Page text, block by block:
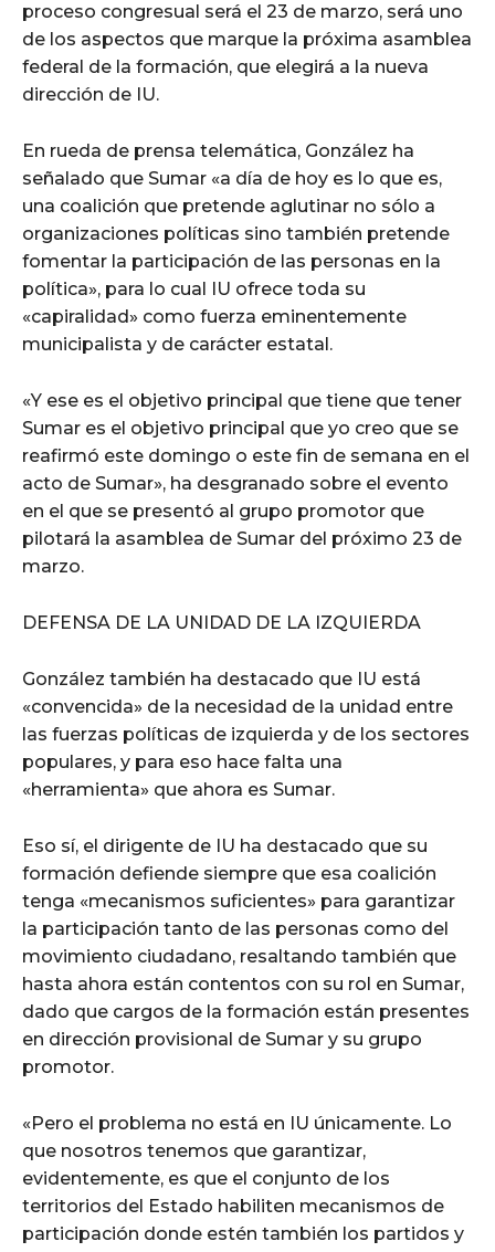
proceso congresual será el 23 de marzo, será uno
de los aspectos que marque la próxima asamblea
federal de la formación, que elegirá a la nueva
dirección de IU.
En rueda de prensa telemática, González ha
señalado que Sumar «a día de hoy es lo que es,
una coalición que pretende aglutinar no sólo a
organizaciones políticas sino también pretende
fomentar la participación de las personas en la
política», para lo cual IU ofrece toda su
«capiralidad» como fuerza eminentemente
municipalista y de carácter estatal.
«Y ese es el objetivo principal que tiene que tener
Sumar es el objetivo principal que yo creo que se
reafirmó este domingo o este fin de semana en el
acto de Sumar», ha desgranado sobre el evento
en el que se presentó al grupo promotor que
pilotará la asamblea de Sumar del próximo 23 de
marzo.
DEFENSA DE LA UNIDAD DE LA IZQUIERDA
González también ha destacado que IU está
«convencida» de la necesidad de la unidad entre
las fuerzas políticas de izquierda y de los sectores
populares, y para eso hace falta una
«herramienta» que ahora es Sumar.
Eso sí, el dirigente de IU ha destacado que su
formación defiende siempre que esa coalición
tenga «mecanismos suficientes» para garantizar
la participación tanto de las personas como del
movimiento ciudadano, resaltando también que
hasta ahora están contentos con su rol en Sumar,
dado que cargos de la formación están presentes
en dirección provisional de Sumar y su grupo
promotor.
«Pero el problema no está en IU únicamente. Lo
que nosotros tenemos que garantizar,
evidentemente, es que el conjunto de los
territorios del Estado habiliten mecanismos de
participación donde estén también los partidos y